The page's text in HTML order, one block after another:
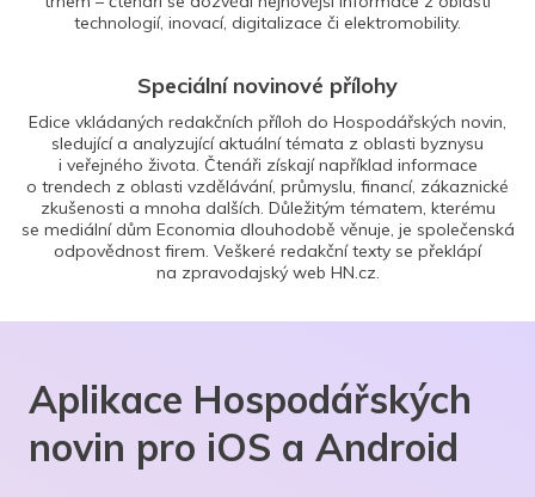
technologií, inovací, digitalizace či elektromobility.
Speciální novinové přílohy
Edice vkládaných redakčních příloh do Hospodářských novin,
sledující a analyzující aktuální témata z oblasti byznysu
i veřejného života. Čtenáři získají například informace
o trendech z oblasti vzdělávání, průmyslu, financí, zákaznické
zkušenosti a mnoha dalších. Důležitým tématem, kterému
se mediální dům Economia dlouhodobě věnuje, je společenská
odpovědnost firem. Veškeré redakční texty se překlápí
na zpravodajský web HN.cz.
Aplikace Hospodářských
novin pro iOS a Android